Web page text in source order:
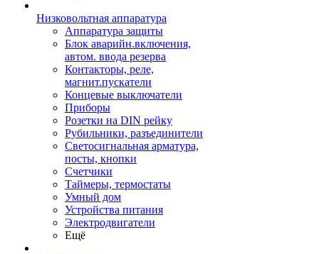
Низковольтная аппаратура
Аппаратура защиты
Блок аварийн.включения,
автом. ввода резерва
Контакторы, реле,
магнит.пускатели
Концевые выключатели
Приборы
Розетки на DIN рейку
Рубильники, разъединители
Светосигнальная арматура,
посты, кнопки
Счетчики
Таймеры, термостаты
Умный дом
Устройства питания
Электродвигатели
Ещё